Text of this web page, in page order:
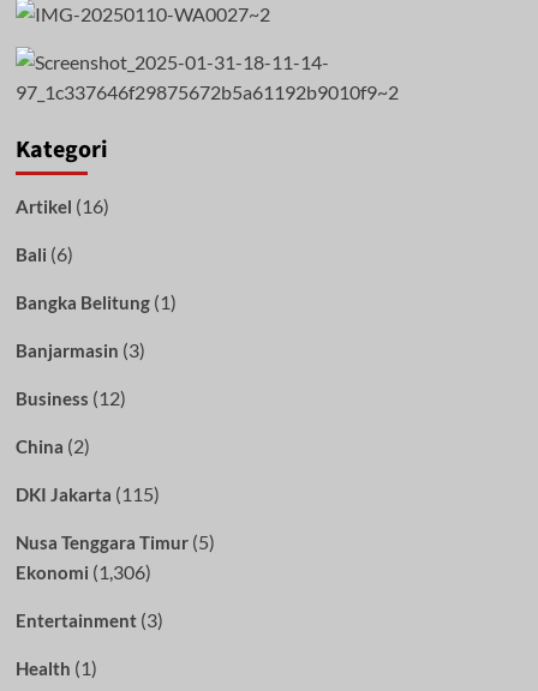
Kategori
Artikel (16)
Bali (6)
Bangka Belitung(1)
Banjarmasin (3)
Business (12)
China (2)
DKI Jakarta (115)
Nusa Tenggara Timur(5)
Ekonomi (1,306)
Entertainment(3)
Health (1)